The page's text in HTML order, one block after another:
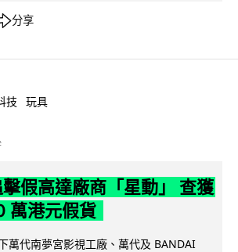
分享
技 玩具
假高達廠商「星動」 查獲
萬港元假貨
萬代南夢宮影視工廠、萬代及 BANDAI